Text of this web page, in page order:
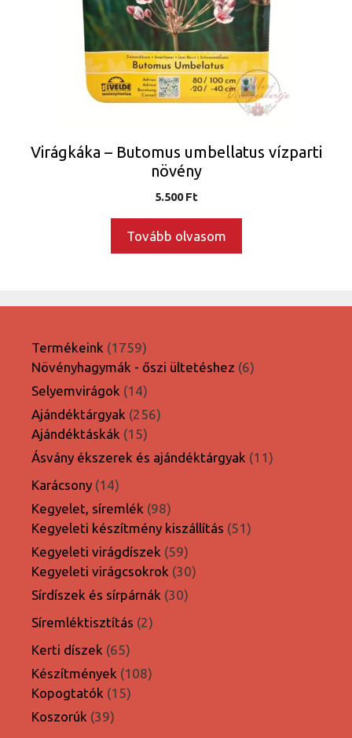
Virágkáka – Butomus umbellatus vízparti
növény
5.500Ft
Tovább olvasom
Termékeink 17591759
termék
Növényhagymák - őszi ültetéshez 66
Selyemvirágok 1414
termék
Ajándéktárgyak 256256
Ajándéktáskák 1515
termék
Ásvány ékszerek és ajándéktárgyak 1111
Karácsony 1414
termék
Kegyelet, síremlék 9898
termék
Kegyeleti készítmény kiszállítás 5151
Kegyeleti virágdíszek 5959
termék
Kegyeleti virágcsokrok 3030
Sírdíszek és sírpárnák 3030
Síremléktisztítás 22
Kerti díszek 6565
termék
Készítmények 108108
Kopogtatók 1515
Koszorúk 3939